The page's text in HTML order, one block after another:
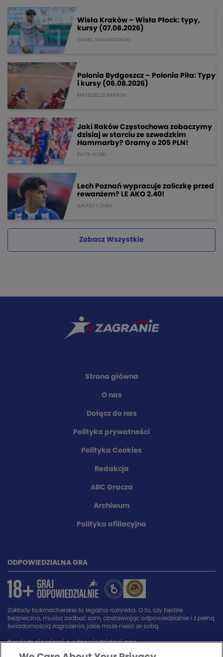
Wisła Kraków – Wisła Płock: typy,
kursy (07.08.2026)
DANIEL LEWANDOWSKI
Polonia Bydgoszcz – Polonia Piła: Typy
i kursy (06.08.2026)
MATEUSZ DOMANSKI
Jaki Raków Częstochowa zobaczymy
dzisiaj w starciu ze szwedzkim
Hammarby? Gramy o 205 PLN!
PIOTR KOZIEL
Lech Poznań wypracuje zaliczkę przed
rewanżem? LE AKO 2.40!
ŁUKASZ CZUBA
Zobacz Wszystkie
Strona główna
O nas
Dołącz do nas
Polityka prywatności
Polityka Cookies
Redakcja
ABC Gracza
Archiwum
Polityka afiliacyjna
ODPOWIEDZIALNA GRA
Zakłady bukmacherskie to legalna rozrywka. O to, czy będzie
bezpieczna, musisz zadbać sam, obstawiając odpowiedzialnie i z pełną
świadomością zagrożenia, jakie może nieść ze sobą.
Dowiedz się więcej o odpowiedzialnej grze.